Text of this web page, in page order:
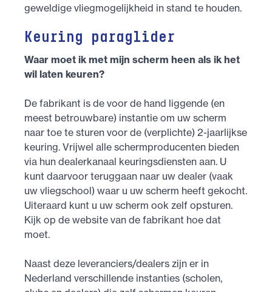
geweldige vliegmogelijkheid in stand te houden.
Keuring paraglider
Waar moet ik met mijn scherm heen als ik het
wil laten keuren?
De fabrikant is de voor de hand liggende (en
meest betrouwbare) instantie om uw scherm
naar toe te sturen voor de (verplichte) 2-jaarlijkse
keuring. Vrijwel alle schermproducenten bieden
via hun dealerkanaal keuringsdiensten aan. U
kunt daarvoor teruggaan naar uw dealer (vaak
uw vliegschool) waar u uw scherm heeft gekocht.
Uiteraard kunt u uw scherm ook zelf opsturen.
Kijk op de website van de fabrikant hoe dat
moet.
Naast deze leveranciers/dealers zijn er in
Nederland verschillende instanties (scholen,